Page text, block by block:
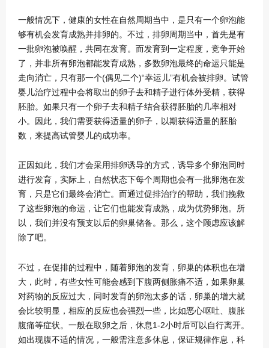
一般情况下，健康的女性在自然周期当中，是只有一个卵泡能
够有机会发育成熟并排卵的。不过，排卵周期当中，首先是有
一批卵泡被唤醒，共同在发育。而发育到一定程度，竞争开始
了，并非所有卵泡都能发育成熟，多数卵泡最终的命运只能是
走向消亡，只有那一个(偶见二个)“幸运儿”有机会被排卵。试管
婴儿治疗过程中会将取出的卵子去和精子进行体外受精，获得
胚胎。如果只有一个卵子去和精子结合获得胚胎的几率相对
小。因此，我们需要获得适量的卵子，以期获得适量的胚胎
数，来提高试管婴儿的成功率。
正因如此，我们才会采用排卵诱导的方式，诱导多个卵泡同时
进行发育，实际上，自然状态下每个周期也会有一批卵泡在发
育，只是它们最终会消亡。而通过促排治疗的帮助，我们挽救
了这些卵泡的命运，让它们也能发育成熟，成为优势卵泡。所
以，我们并没有预支以后的卵巢储备。那么，这个顾虑应该解
除了吧。
不过，在促排的过程中，随着卵泡的发育，卵巢的体积也在增
大，此时，有些女性可能会感到下腹两侧胀痛不适，如果卵巢
对药物的反应过大，同时发育的卵泡太多的话，卵巢的增大就
会比较明显，相应的反应也会强烈一些，比如恶心呕吐、腹胀
腹痛等症状。一般在取卵之后，休息1-2小时后可以自行离开。
如出现腹不适的情况，一般需注意多休息，保证规律作息，科